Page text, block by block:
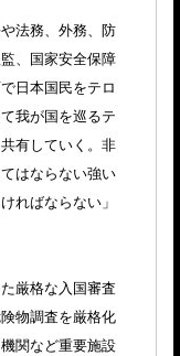
法務、外務、防
、国家安全保障
日本国民をテロ
我が国を巡るテ
有していく。非
はならない強い
ればならない」
厳格な入国審査
物調査を厳格化
関など重要施設